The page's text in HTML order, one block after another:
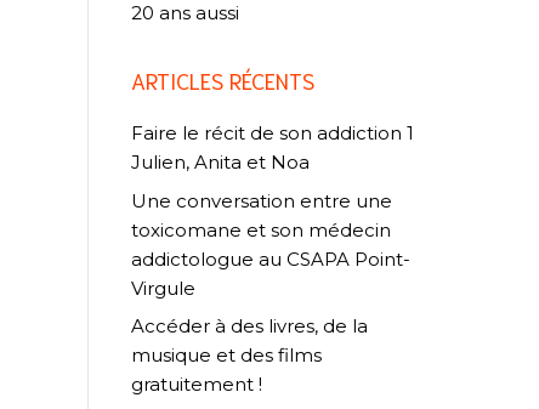
20 ans aussi
ARTICLES RÉCENTS
Faire le récit de son addiction 1
Julien, Anita et Noa
Une conversation entre une
toxicomane et son médecin
addictologue au CSAPA Point-
Virgule
Accéder à des livres, de la
musique et des films
gratuitement !